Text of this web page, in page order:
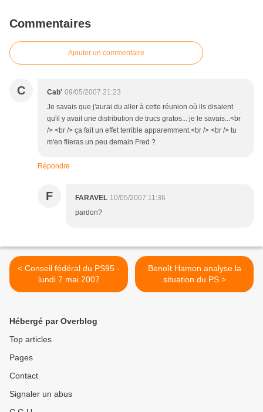
Commentaires
Ajouter un commentaire
C Cab' 09/05/2007 21:23
Je savais que j'aurai du aller à cette réunion où ils disaient
qu'il y avait une distribution de trucs gratos... je le savais...<br
/> <br /> ça fait un effet terrible apparemment.<br /> <br /> tu
m'en fileras un peu demain Fred ?
Répondre
F FARAVEL 10/05/2007 11:36
pardon?
< Conseil fédéral du PS95 -
lundi 7 mai 2007
Benoît Hamon analyse la
situation du PS >
Hébergé par Overblog
Top articles
Pages
Contact
Signaler un abus